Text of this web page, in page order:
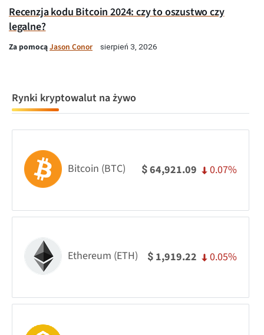
Recenzja kodu Bitcoin 2024: czy to oszustwo czy
legalne?
Za pomocąJason Conor sierpień 3, 2026
Rynki kryptowalut na żywo
Bitcoin (BTC) $64,921.09 0.07%
Ethereum (ETH) $ 1,919.22 0.05%